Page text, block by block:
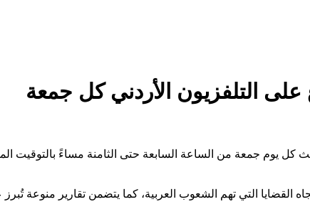
التلفزيون الأردني كل جمعة
كل يوم جمعة من الساعة السابعة حتى الثامنة مساءً
التي تهم الشعوب العربية، كما يتضمن تقارير منوعة تُبرز